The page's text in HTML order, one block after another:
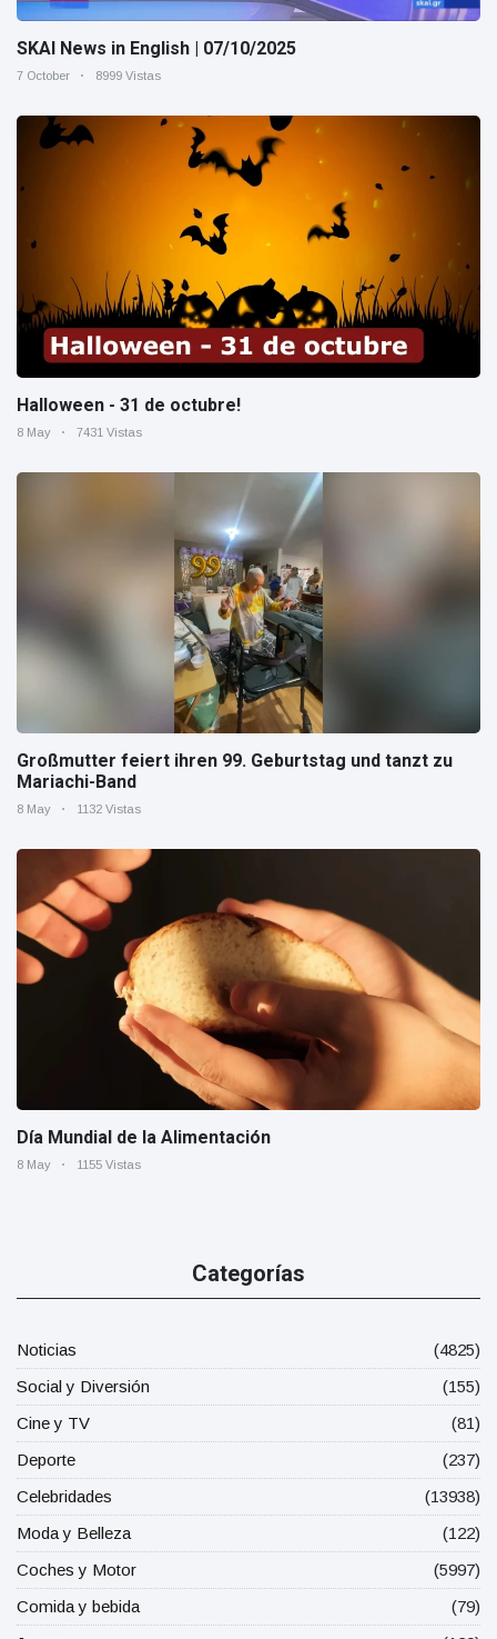
SKAI News in English | 07/10/2025
7 October 8999 Vistas
Halloween - 31 de octubre!
8 May 7431 Vistas
Großmutter feiert ihren 99. Geburtstag und tanzt zu
Mariachi-Band
8 May 1132 Vistas
Día Mundial de la Alimentación
8 May 1155 Vistas
Categorías
Noticias
(4825)
Social y Diversión
(155)
Cine y TV
(81)
Deporte
(237)
Celebridades
(13938)
Moda y Belleza
(122)
Coches y Motor
(5997)
Comida y bebida
(79)